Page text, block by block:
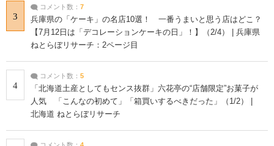
3
コメント数： 7
兵庫県の「ケーキ」の名店10選！ 一番うまいと思う店はどこ？
【7月12日は「デコレーションケーキの日」！】（2/4） | 兵庫県
ねとらぼリサーチ：2ページ目
4
コメント数： 5
「北海道土産としてもセンス抜群」六花亭の“店舗限定”お菓子が
人気 「こんなの初めて」「箱買いするべきだった」（1/2） |
北海道 ねとらぼリサーチ